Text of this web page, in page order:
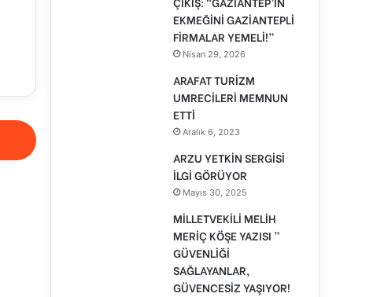
EKMEĞİNİ GAZİANTEPLİ
FİRMALAR YEMELİ!”
Nisan 29, 2026
ARAFAT TURİZM
UMRECİLERİ MEMNUN
ETTİ
Aralık 6, 2023
ARZU YETKİN SERGİSİ
İLGİ GÖRÜYOR
Mayıs 30, 2025
MİLLETVEKİLİ MELİH
MERİÇ KÖŞE YAZISI ”
GÜVENLİĞİ
SAĞLAYANLAR,
GÜVENCESİZ YAŞIYOR!